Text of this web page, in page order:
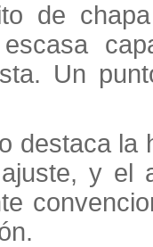
de
Un
destaca la
y el